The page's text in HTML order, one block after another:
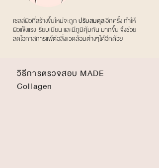
เซลล์ผิวที่สร้างขึ้นใหม่จะถูกปรับสมดุลอีกครั้ง ทําให้
ผิวแข็งแรง เรียบเนียน และมีภูมิคุ้มกัน มากขึ้น จึงช่วย
ลดโอกาสการแพ้ต่อสิ่งแวดล้อมต่างๆได้อีกด้วย
วิธีการตรวจสอบ MADE
Collagen